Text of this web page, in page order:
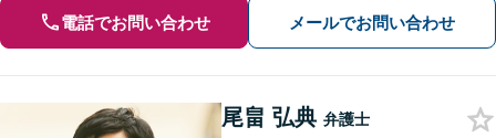
電話でお問い合わせ メールでお問い合わせ
尾畠 弘典 弁護士